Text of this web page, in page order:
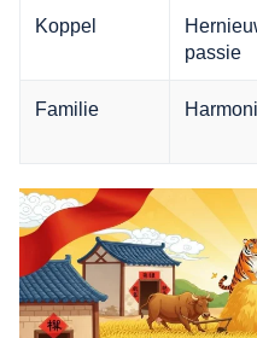
Koppel
passie
Familie